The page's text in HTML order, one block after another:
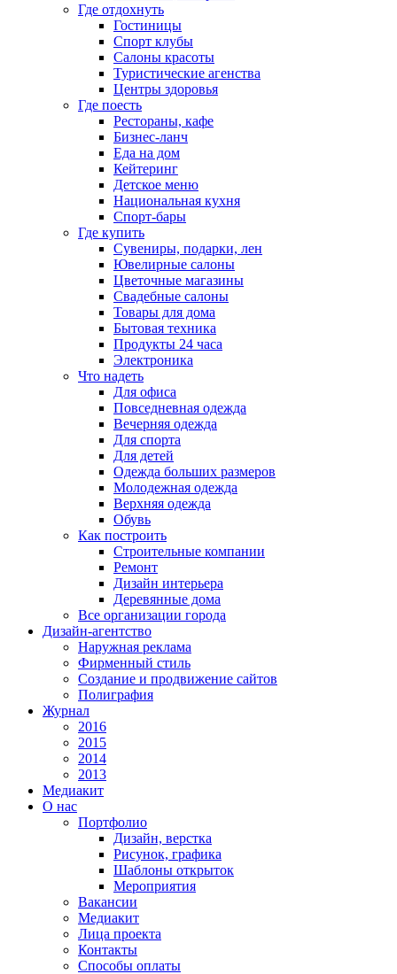
Где отдохнуть
Гостиницы
Спорт клубы
Салоны красоты
Туристические агенства
Центры здоровья
Где поесть
Рестораны, кафе
Бизнес-ланч
Еда на дом
Кейтеринг
Детское меню
Национальная кухня
Спорт-бары
Где купить
Сувениры, подарки, лен
Ювелирные салоны
Цветочные магазины
Свадебные салоны
Товары для дома
Бытовая техника
Продукты 24 часа
Электроника
Что надеть
Для офиса
Повседневная одежда
Вечерняя одежда
Для спорта
Для детей
Одежда больших размеров
Молодежная одежда
Верхняя одежда
Обувь
Как построить
Строительные компании
Ремонт
Дизайн интерьера
Деревянные дома
Все организации города
Дизайн-агентство
Наружная реклама
Фирменный стиль
Создание и продвижение сайтов
Полиграфия
Журнал
2016
2015
2014
2013
Медиакит
О нас
Портфолио
Дизайн, верстка
Рисунок, графика
Шаблоны открыток
Мероприятия
Вакансии
Медиакит
Лица проекта
Контакты
Способы оплаты